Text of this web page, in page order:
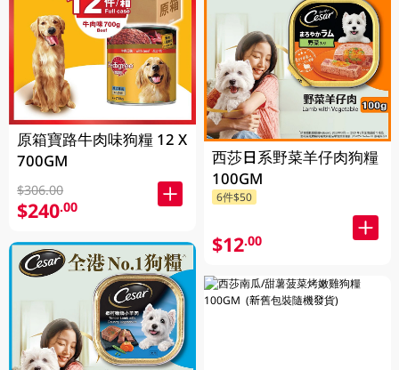
原箱寶路牛肉味狗糧 12 X
700GM
$306.00
$240.00
西莎日系野菜羊仔肉狗糧
100GM
6件$50
$12.00